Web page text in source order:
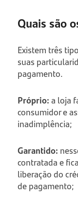
Quais são
Existem três
suas
pagamento.
Próprio:a loja
consumidor e
inadimplência;
Garantido:
contratada e
liberação do
de pagamento;